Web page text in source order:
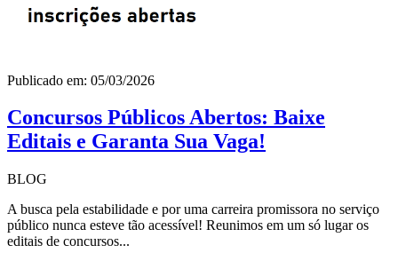
Publicado em: 05/03/2026
Concursos Públicos Abertos: Baixe
Editais e Garanta Sua Vaga!
BLOG
A busca pela estabilidade e por uma carreira promissora no serviço
público nunca esteve tão acessível! Reunimos em um só lugar os
editais de concursos...